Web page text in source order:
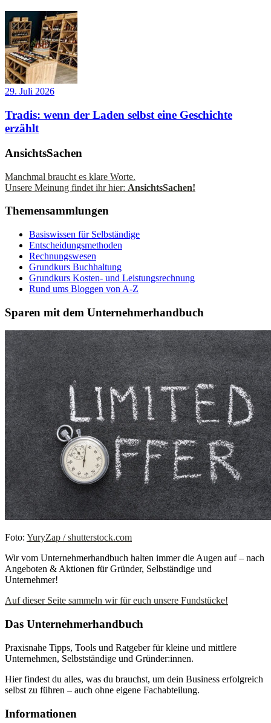
29. Juli 2026
Tradis: wenn der Laden selbst eine Geschichte
erzählt
AnsichtsSachen
Manchmal braucht es klare Worte.
Unsere Meinung findet ihr hier: AnsichtsSachen!
Themensammlungen
Basiswissen für Selbständige
Entscheidungsmethoden
Rechnungswesen
Grundkurs Buchhaltung
Grundkurs Kosten- und Leistungsrechnung
Rund ums Bloggen von A-Z
Sparen mit dem Unternehmerhandbuch
Foto: YuryZap / shutterstock.com
Wir vom Unternehmerhandbuch halten immer die Augen auf – nach
Angeboten & Aktionen für Gründer, Selbständige und
Unternehmer!
Auf dieser Seite sammeln wir für euch unsere Fundstücke!
Das Unternehmerhandbuch
Praxisnahe Tipps, Tools und Ratgeber für kleine und mittlere
Unternehmen, Selbstständige und Gründer:innen.
Hier findest du alles, was du brauchst, um dein Business erfolgreich
selbst zu führen – auch ohne eigene Fachabteilung.
Informationen